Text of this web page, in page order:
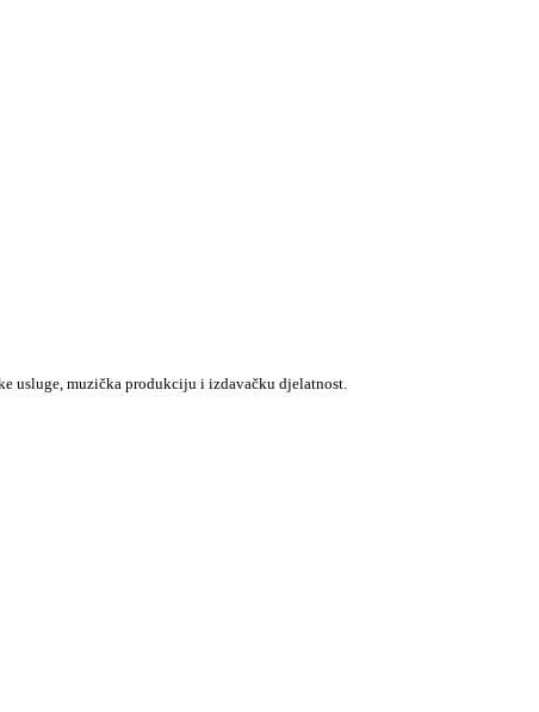
usluge, muzička produkciju i izdavačku djelatnost.